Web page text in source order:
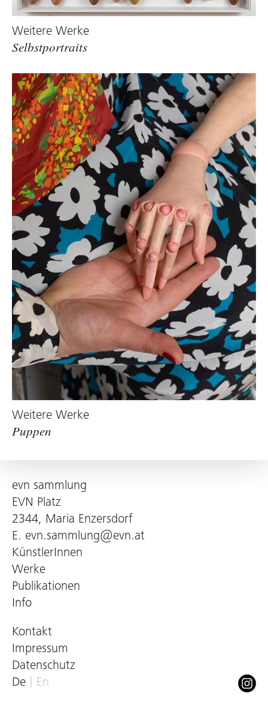
Weitere Werke
Selbstportraits
Weitere Werke
Puppen
evn sammlung
EVN Platz
2344, Maria Enzersdorf
E. evn.sammlung@evn.at
KünstlerInnen
Werke
Publikationen
Info
Kontakt
Impressum
Datenschutz
De
En